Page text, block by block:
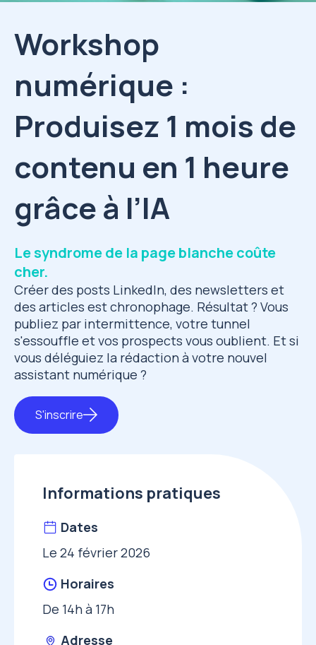
Workshop
numérique :
Produisez 1 mois de
contenu en 1 heure
grâce à l’IA
Le syndrome de la page blanche coûte
cher.
Créer des posts LinkedIn, des newsletters et
des articles est chronophage. Résultat ? Vous
publiez par intermittence, votre tunnel
s'essouffle et vos prospects vous oublient. Et si
vous déléguiez la rédaction à votre nouvel
assistant numérique ?
S'inscrire
Informations pratiques
Dates
Le 24 février 2026
Horaires
De 14h à 17h
Adresse